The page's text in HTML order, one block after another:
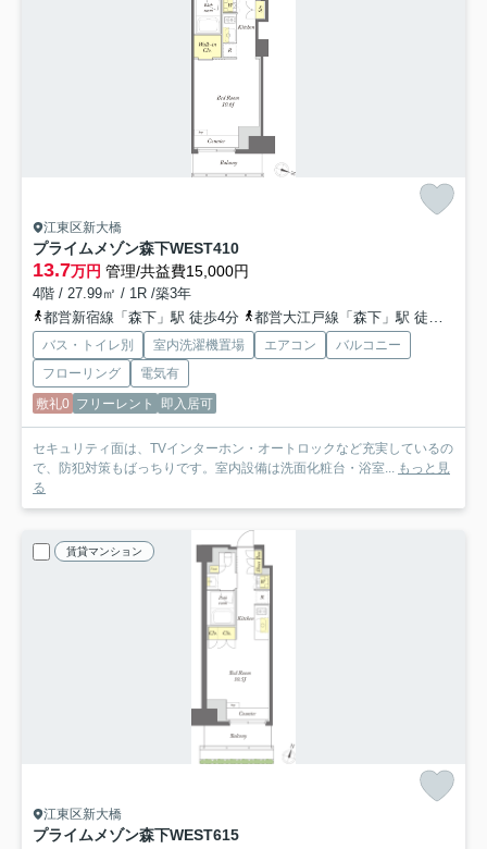
江東区新大橋
プライムメゾン森下WEST410
13.7万円 管理/共益費15,000円
4階 / 27.99㎡ / 1R /築3年
都営新宿線「森下」駅 徒歩4分
都営大江戸線「森下」駅 徒歩4分
バス・トイレ別 室内洗濯機置場 エアコン
バルコニー
フローリング
電気有
敷礼0 フリーレント 即入居可
セキュリティ面は、TVインターホン・オートロックなど充実しているの
で、防犯対策もばっちりです。室内設備は洗面化粧台・浴室... もっと見
る
賃貸マンション
江東区新大橋
プライムメゾン森下WEST615